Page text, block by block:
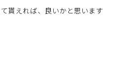
貰えれば、良いかと思います